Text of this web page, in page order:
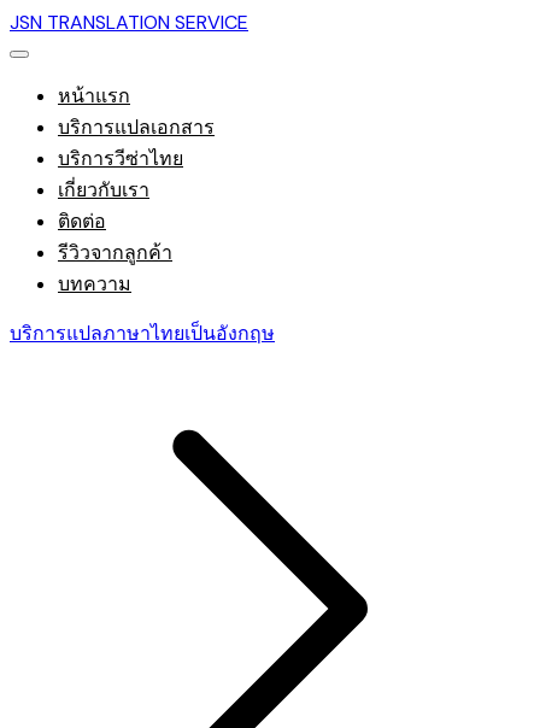
JSN TRANSLATION SERVICE
หน้าแรก
บริการแปลเอกสาร
บริการวีซ่าไทย
เกี่ยวกับเรา
ติดต่อ
รีวิวจากลูกค้า
บทความ
บริการแปลภาษาไทยเป็นอังกฤษ